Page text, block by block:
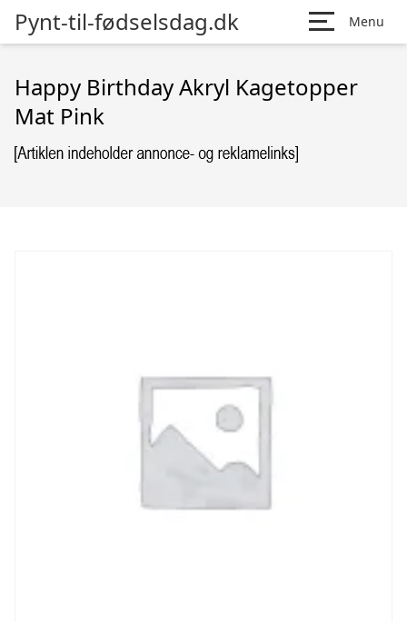
Pynt-til-fødselsdag.dk Menu
Happy Birthday Akryl Kagetopper
Mat Pink